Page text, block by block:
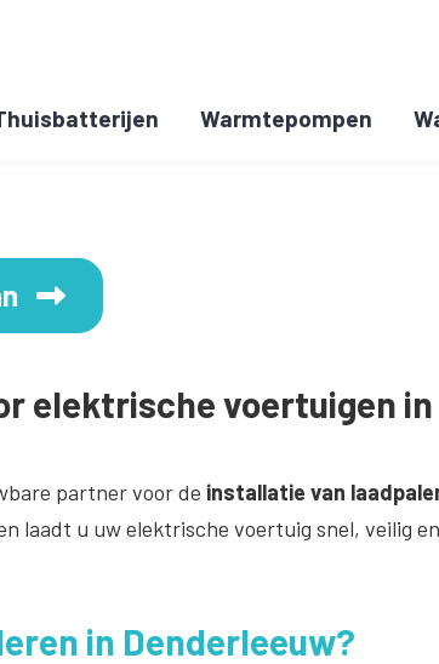
Warmtepompen
elektrische voertuigen
partner voor de installatie van
laadt u uw elektrische voertuig snel, veilig
in Denderleeuw?